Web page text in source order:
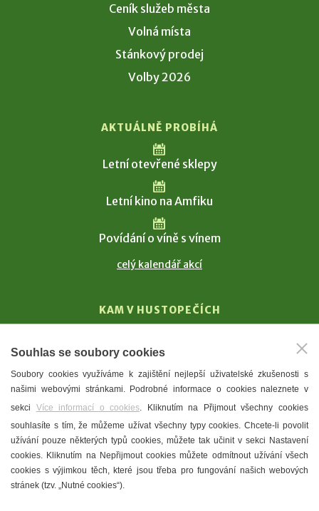
Ceník služeb města
Volná místa
Stánkový prodej
Volby 2026
AKTUÁLNĚ PROBÍHÁ
Letní otevřené sklepy
Letní kino na Amfiku
Povídání o víně s vínem
celý kalendář akcí
KAM V HUSTOPEČÍCH
T. G. Masaryk
Mandloně
Ubytování
Restaurace
Městské muzeum a galerie
Denní meníčka
Souhlas se soubory cookies
Soubory cookies využíváme k zajištění nejlepší uživatelské zkušenosti s
našimi webovými stránkami. Podrobné informace o cookies naleznete v
sekci Více informací o cookies. Kliknutím na Přijmout všechny cookies
souhlasíte s tím, že můžeme užívat všechny typy cookies. Chcete-li povolit
užívání pouze některých typů cookies, můžete tak učinit v sekci Nastavení
cookies. Kliknutím na Nepřijmout cookies můžete odmítnout užívání všech
cookies s výjimkou těch, které jsou třeba pro fungování našich webových
stránek (tzv. „Nutné cookies“).